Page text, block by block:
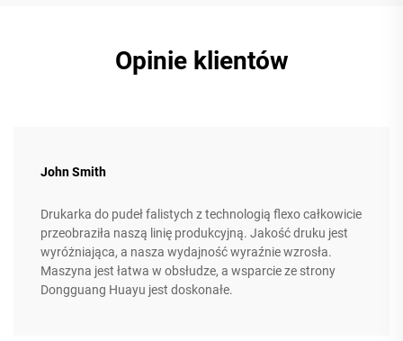
Opinie klientów
John Smith
Drukarka do pudeł falistych z technologią flexo całkowicie
przeobraziła naszą linię produkcyjną. Jakość druku jest
wyróżniająca, a nasza wydajność wyraźnie wzrosła.
Maszyna jest łatwa w obsłudze, a wsparcie ze strony
Dongguang Huayu jest doskonałe.